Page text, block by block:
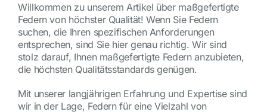
Willkommen zu unserem Artikel über maßgefertigte
Federn von höchster Qualität! Wenn Sie Federn
suchen, die Ihren spezifischen Anforderungen
entsprechen, sind Sie hier genau richtig. Wir sind
stolz darauf, Ihnen maßgefertigte Federn anzubieten,
die höchsten Qualitätsstandards genügen.
Mit unserer langjährigen Erfahrung und Expertise sind
wir in der Lage, Federn für eine Vielzahl von